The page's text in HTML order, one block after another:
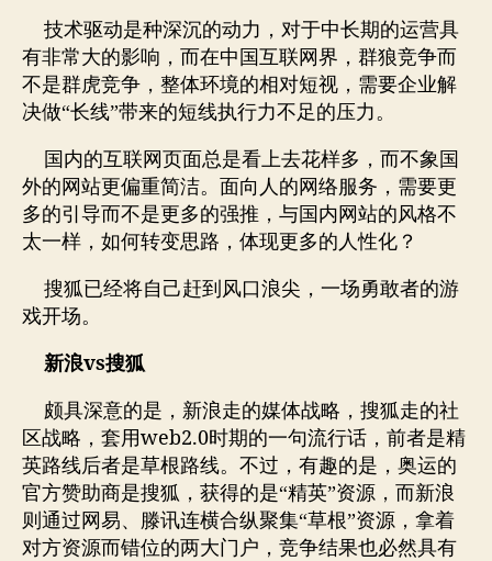
技术驱动是种深沉的动力，对于中长期的运营具
有非常大的影响，而在中国互联网界，群狼竞争而
不是群虎竞争，整体环境的相对短视，需要企业解
决做“长线”带来的短线执行力不足的压力。
国内的互联网页面总是看上去花样多，而不象国
外的网站更偏重简洁。面向人的网络服务，需要更
多的引导而不是更多的强推，与国内网站的风格不
太一样，如何转变思路，体现更多的人性化？
搜狐已经将自己赶到风口浪尖，一场勇敢者的游
戏开场。
新浪vs搜狐
颇具深意的是，新浪走的媒体战略，搜狐走的社
区战略，套用web2.0时期的一句流行话，前者是精
英路线后者是草根路线。不过，有趣的是，奥运的
官方赞助商是搜狐，获得的是“精英”资源，而新浪
则通过网易、滕讯连横合纵聚集“草根”资源，拿着
对方资源而错位的两大门户，竞争结果也必然具有